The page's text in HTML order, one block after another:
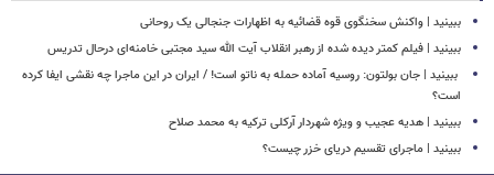
ببینید | واکنش سخنگوی قوه قضائیه به اظهارات جنجالی یک روحانی
ببینید | فیلم کمتر دیده شده از رهبر انقلاب آیت الله سید مجتبی خامنه‌ای درحال تدریس
‏ ببینید | جان بولتون: روسیه آماده حمله به ناتو است! / ایران در این ماجرا چه نقشی ایفا کرده
است؟
ببینید | هدیه عجیب و ویژه شهردار آرکلی ترکیه به محمد صلاح
ببینید | ماجرای تقسیم دریای خزر چیست؟